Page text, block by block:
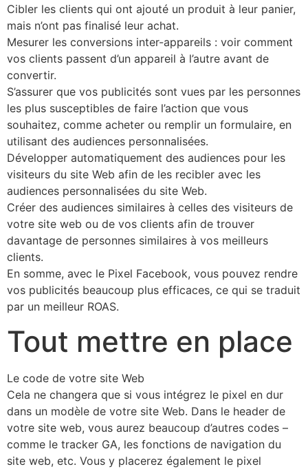
Cibler les clients qui ont ajouté un produit à leur panier,
mais n’ont pas finalisé leur achat.
Mesurer les conversions inter-appareils : voir comment
vos clients passent d’un appareil à l’autre avant de
convertir.
S’assurer que vos publicités sont vues par les personnes
les plus susceptibles de faire l’action que vous
souhaitez, comme acheter ou remplir un formulaire, en
utilisant des audiences personnalisées.
Développer automatiquement des audiences pour les
visiteurs du site Web afin de les recibler avec les
audiences personnalisées du site Web.
Créer des audiences similaires à celles des visiteurs de
votre site web ou de vos clients afin de trouver
davantage de personnes similaires à vos meilleurs
clients.
En somme, avec le Pixel Facebook, vous pouvez rendre
vos publicités beaucoup plus efficaces, ce qui se traduit
par un meilleur ROAS.
​Tout mettre en place
Le code de votre site Web
Cela ne changera que si vous intégrez le pixel en dur
dans un modèle de votre site Web. Dans le header de
votre site web, vous aurez beaucoup d’autres codes –
comme le tracker GA, les fonctions de navigation du
site web, etc. Vous y placerez également le pixel